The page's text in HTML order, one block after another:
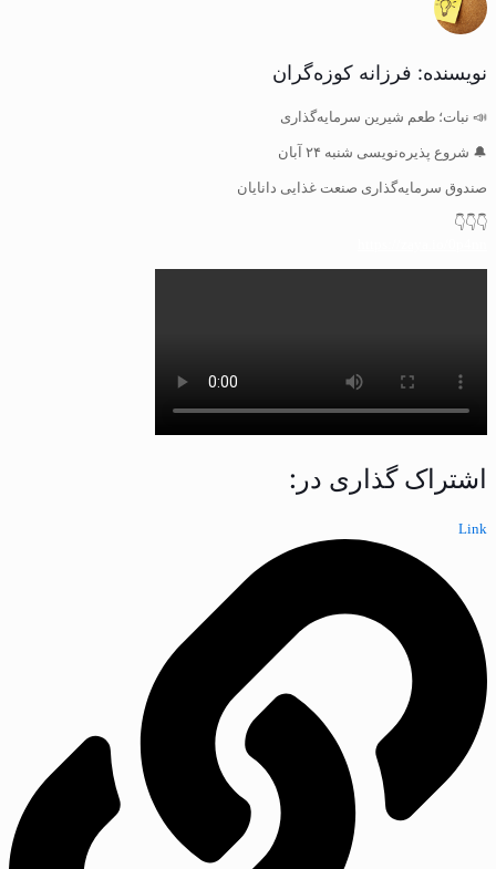
نویسنده: فرزانه کوزه‌گران
📣 نبات؛ طعم شیرین سرمایه‌گذاری
🔔 شروع پذیره‌نویسی شنبه ۲۴ آبان
صندوق سرمایه‌گذاری صنعت غذایی دانایان
👇👇👇
اشتراک گذاری در:
Link